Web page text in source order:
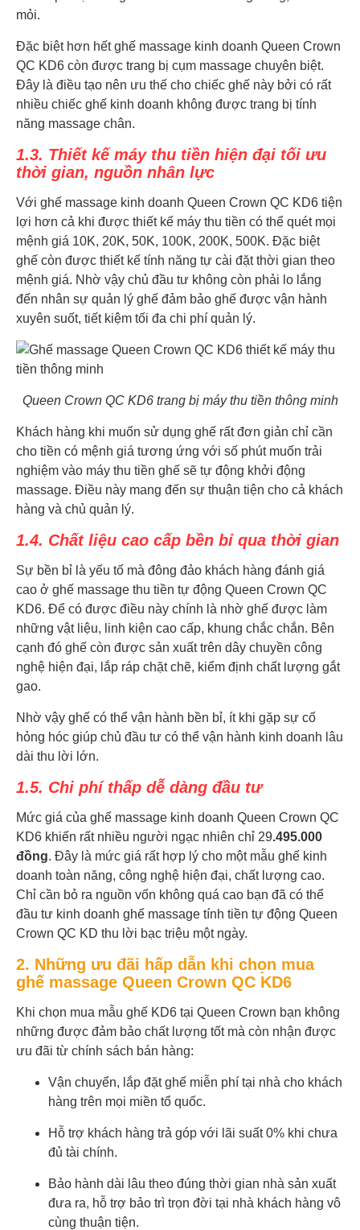
mỏi.
Đặc biệt hơn hết ghế massage kinh doanh Queen Crown
QC KD6 còn được trang bị cụm massage chuyên biệt.
Đây là điều tạo nên ưu thế cho chiếc ghế này bởi có rất
nhiều chiếc ghế kinh doanh không được trang bị tính
năng massage chân.
1.3. Thiết kế máy thu tiền hiện đại tối ưu
thời gian, nguồn nhân lực
Với ghế massage kinh doanh Queen Crown QC KD6 tiện
lợi hơn cả khi được thiết kế máy thu tiền có thể quét mọi
mệnh giá 10K, 20K, 50K, 100K, 200K, 500K. Đặc biệt
ghế còn được thiết kế tính năng tự cài đặt thời gian theo
mệnh giá. Nhờ vậy chủ đầu tư không còn phải lo lắng
đến nhân sự quản lý ghế đảm bảo ghế được vận hành
xuyên suốt, tiết kiệm tối đa chi phí quản lý.
Queen Crown QC KD6 trang bị máy thu tiền thông minh
Khách hàng khi muốn sử dụng ghế rất đơn giản chỉ cần
cho tiền có mệnh giá tương ứng với số phút muốn trải
nghiệm vào máy thu tiền ghế sẽ tự động khởi động
massage. Điều này mang đến sự thuận tiện cho cả khách
hàng và chủ quản lý.
1.4. Chất liệu cao cấp bền bỉ qua thời gian
Sự bền bỉ là yếu tố mà đông đảo khách hàng đánh giá
cao ở ghế massage thu tiền tự động Queen Crown QC
KD6. Để có được điều này chính là nhờ ghế được làm
những vật liệu, linh kiện cao cấp, khung chắc chắn. Bên
cạnh đó ghế còn được sản xuất trên dây chuyền công
nghệ hiện đại, lắp ráp chặt chẽ, kiểm định chất lượng gắt
gao.
Nhờ vậy ghế có thể vận hành bền bỉ, ít khi gặp sự cố
hỏng hóc giúp chủ đầu tư có thể vận hành kinh doanh lâu
dài thu lời lớn.
1.5. Chi phí thấp dễ dàng đầu tư
Mức giá của ghế massage kinh doanh Queen Crown QC
KD6 khiến rất nhiều người ngạc nhiên chỉ 29.495.000
đồng. Đây là mức giá rất hợp lý cho một mẫu ghế kinh
doanh toàn năng, công nghệ hiện đại, chất lượng cao.
Chỉ cần bỏ ra nguồn vốn không quá cao bạn đã có thể
đầu tư kinh doanh ghế massage tính tiền tự động Queen
Crown QC KD thu lời bạc triệu một ngày.
2. Những ưu đãi hấp dẫn khi chọn mua
ghế massage Queen Crown QC KD6
Khi chọn mua mẫu ghế KD6 tại Queen Crown bạn không
những được đảm bảo chất lượng tốt mà còn nhận được
ưu đãi từ chính sách bán hàng:
Vận chuyển, lắp đặt ghế miễn phí tại nhà cho khách
hàng trên mọi miền tổ quốc.
Hỗ trợ khách hàng trả góp với lãi suất 0% khi chưa
đủ tài chính.
Bảo hành dài lâu theo đúng thời gian nhà sản xuất
đưa ra, hỗ trợ bảo trì trọn đời tại nhà khách hàng vô
cùng thuận tiện.